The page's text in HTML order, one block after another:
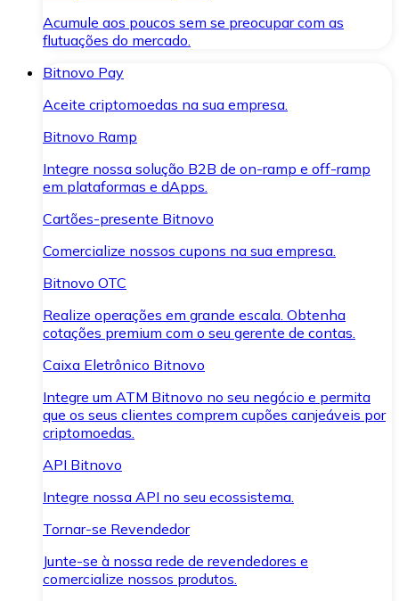
Acumule aos poucos sem se preocupar com as
flutuações do mercado.
Bitnovo Pay
Aceite criptomoedas na sua empresa.
Bitnovo Ramp
Integre nossa solução B2B de on-ramp e off-ramp
em plataformas e dApps.
Cartões-presente Bitnovo
Comercialize nossos cupons na sua empresa.
Bitnovo OTC
Realize operações em grande escala. Obtenha
cotações premium com o seu gerente de contas.
Caixa Eletrônico Bitnovo
Integre um ATM Bitnovo no seu negócio e permita
que os seus clientes comprem cupões canjeáveis por
criptomoedas.
API Bitnovo
Integre nossa API no seu ecossistema.
Tornar-se Revendedor
Junte-se à nossa rede de revendedores e
comercialize nossos produtos.